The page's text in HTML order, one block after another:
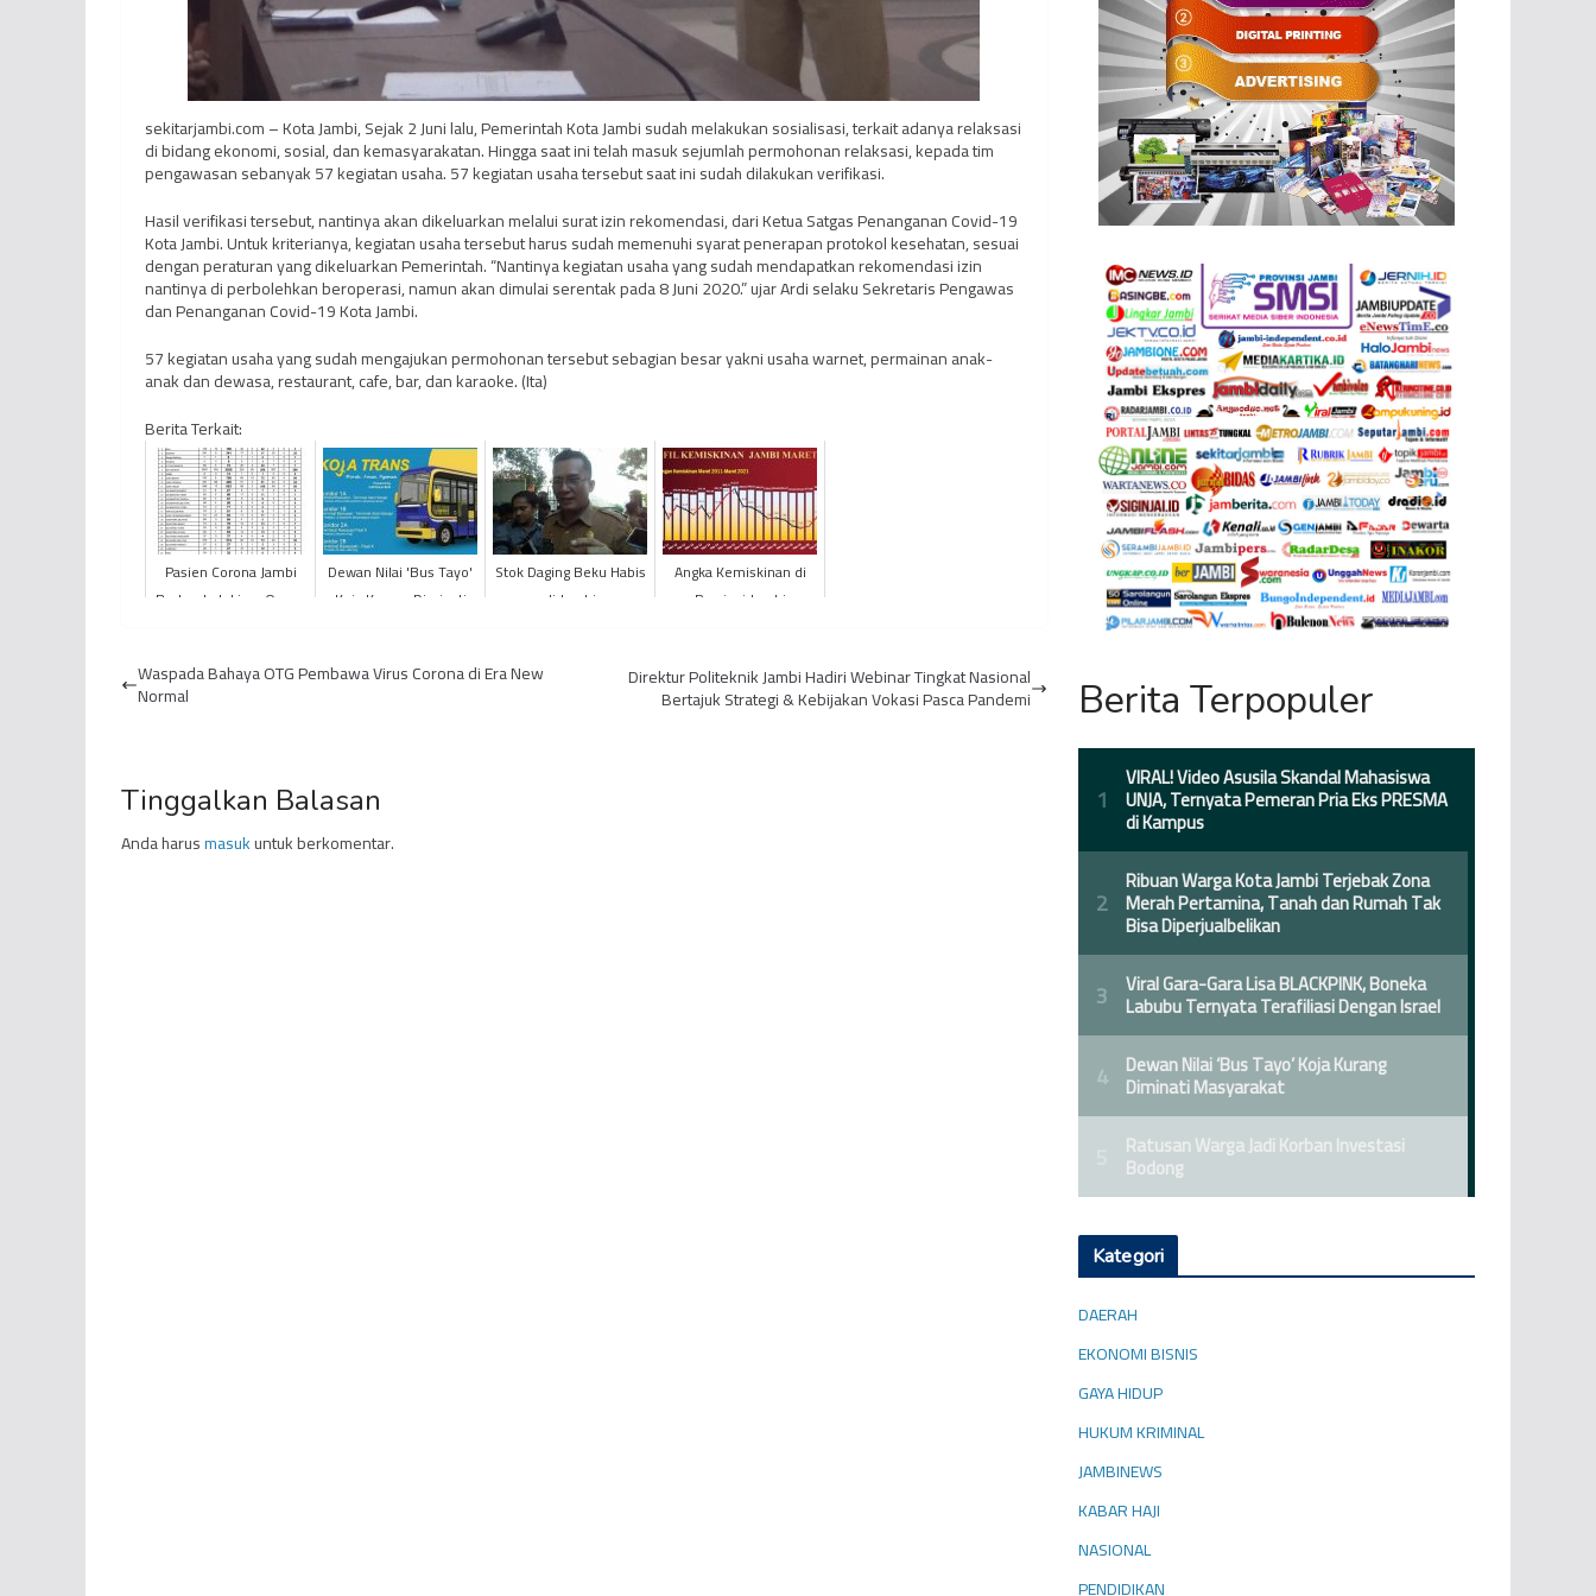
sekitarjambi.com – Kota Jambi, Sejak 2 Juni lalu, Pemerintah Kota Jambi sudah melakukan sosialisasi, terkait adanya relaksasi
di bidang ekonomi, sosial, dan kemasyarakatan. Hingga saat ini telah masuk sejumlah permohonan relaksasi, kepada tim
pengawasan sebanyak 57 kegiatan usaha. 57 kegiatan usaha tersebut saat ini sudah dilakukan verifikasi.
Hasil verifikasi tersebut, nantinya akan dikeluarkan melalui surat izin rekomendasi, dari Ketua Satgas Penanganan Covid-19
Kota Jambi. Untuk kriterianya, kegiatan usaha tersebut harus sudah memenuhi syarat penerapan protokol kesehatan, sesuai
dengan peraturan yang dikeluarkan Pemerintah. “Nantinya kegiatan usaha yang sudah mendapatkan rekomendasi izin
nantinya di perbolehkan beroperasi, namun akan dimulai serentak pada 8 Juni 2020.” ujar Ardi selaku Sekretaris Pengawas
dan Penanganan Covid-19 Kota Jambi.
57 kegiatan usaha yang sudah mengajukan permohonan tersebut sebagian besar yakni usaha warnet, permainan anak-
anak dan dewasa, restaurant, cafe, bar, dan karaoke. (Ita)
Berita Terkait:
Pasien Corona Jambi
Bertambah Lima Orang,
Dewan Nilai 'Bus Tayo'
Koja Kurang Diminati
Stok Daging Beku Habis
di Jambi
Angka Kemiskinan di
Provinsi Jambi
Pada Urutan...
Waspada Bahaya OTG Pembawa Virus Corona di Era New
Normal
Direktur Politeknik Jambi Hadiri Webinar Tingkat Nasional
Bertajuk Strategi & Kebijakan Vokasi Pasca Pandemi
Tinggalkan Balasan
Anda harusmasukuntuk berkomentar.
Berita Terpopuler
Kategori
DAERAH
EKONOMI BISNIS
GAYA HIDUP
HUKUM KRIMINAL
JAMBINEWS
KABAR HAJI
NASIONAL
PENDIDIKAN